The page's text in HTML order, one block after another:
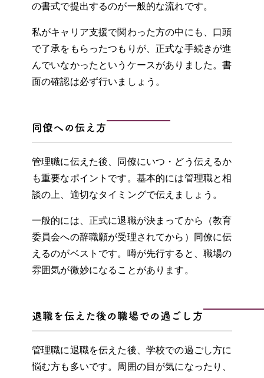
の書式で提出するのが一般的な流れです。
私がキャリア支援で関わった方の中にも、口頭
で了承をもらったつもりが、正式な手続きが進
んでいなかったというケースがありました。書
面の確認は必ず行いましょう。
同僚への伝え方
管理職に伝えた後、同僚にいつ・どう伝えるか
も重要なポイントです。基本的には管理職と相
談の上、適切なタイミングで伝えましょう。
一般的には、正式に退職が決まってから（教育
委員会への辞職願が受理されてから）同僚に伝
えるのがベストです。噂が先行すると、職場の
雰囲気が微妙になることがあります。
退職を伝えた後の職場での過ごし方
管理職に退職を伝えた後、学校での過ごし方に
悩む方も多いです。周囲の目が気になったり、